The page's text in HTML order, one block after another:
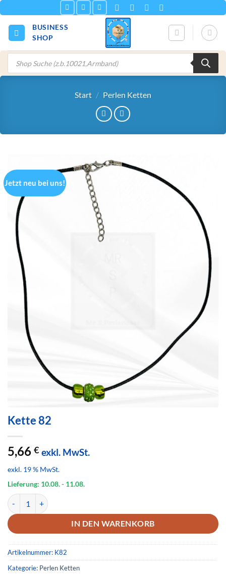
Inhalt
springen
BUSINESS
SHOP
Products
search
Start / Perlen Ketten
Jetzt neu bei uns!
Kette 82
5,66 € exkl. MwSt.
exkl. 19 % MwSt.
Lieferung: 10.08.- 11.08.
Kette 82 Menge
IN DEN WARENKORB
Artikelnummer: K82
Kategorie: Perlen Ketten